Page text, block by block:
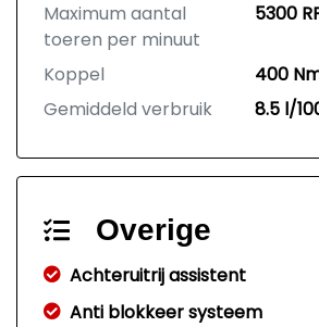
Maximum aantal
toeren per minuut
5300
Koppel
400
Gemiddeld verbruik
8.5 l/
Overige
Achteruitrij assistent
Anti blokkeer systeem